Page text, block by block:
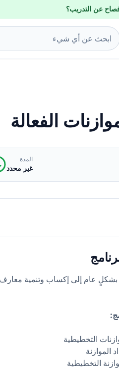
عن التدريب؟
الفعالة
المدة
غير محدد
بشكلٍ عام إلى إكساب وتنمية
التخطيطية
الموازنة
التخطيطية